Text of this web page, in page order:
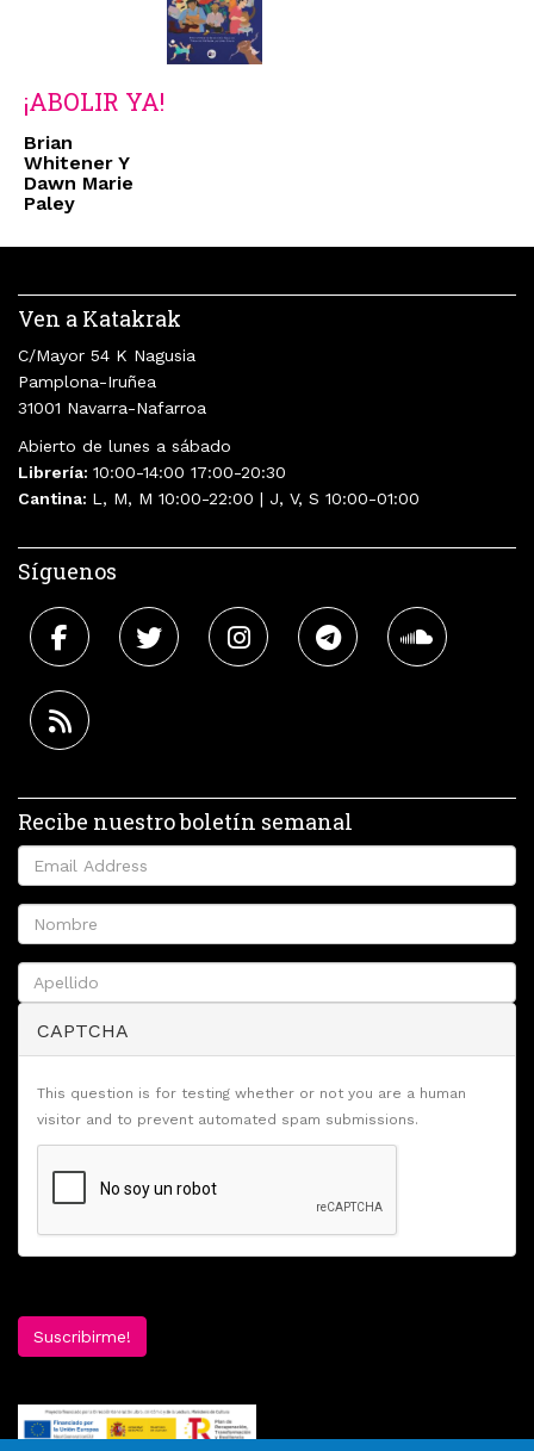
¡ABOLIR YA!
Brian
Whitener Y
Dawn Marie
Paley
Ven a Katakrak
C/Mayor 54 K Nagusia
Pamplona-Iruñea
31001 Navarra-Nafarroa
Abierto de lunes a sábado
Librería: 10:00-14:00 17:00-20:30
Cantina: L, M, M 10:00-22:00 | J, V, S 10:00-01:00
Síguenos
Recibe nuestro boletín semanal
CAPTCHA
This question is for testing whether or not you are a human
visitor and to prevent automated spam submissions.
Suscribirme!